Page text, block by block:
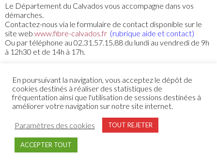
Le Département du Calvados vous accompagne dans vos
démarches.
Contactez-nous via le formulaire de contact disponible sur le
site web www.fibre-calvados.fr (rubrique aide et contact)
Ou par téléphone au 02.31.57.15.88 du lundi au vendredi de 9h
à 12h30 et de 14h à 17h.
En poursuivant la navigation, vous acceptez le dépôt de
cookies destinés à réaliser des statistiques de
fréquentation ainsi que l'utilisation de sessions destinées à
améliorer votre navigation sur notre site internet.
Paramètres des cookies TOUT REJETER
ACCEPTER TOUT